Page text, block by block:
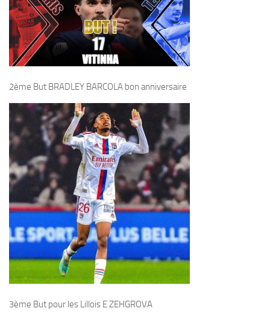
2ème But BRADLEY BARCOLA bon anniversaire
3ème But pour les Lillois E ZEHGROVA